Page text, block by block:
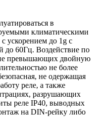
в
климатическими
ускорением до 1g с
до 60Гц. Воздействие по
превышающих двойную
не более
не одержащая
реле, а также
разрушающих
реле IP40, выводных
на DIN-рейку либо